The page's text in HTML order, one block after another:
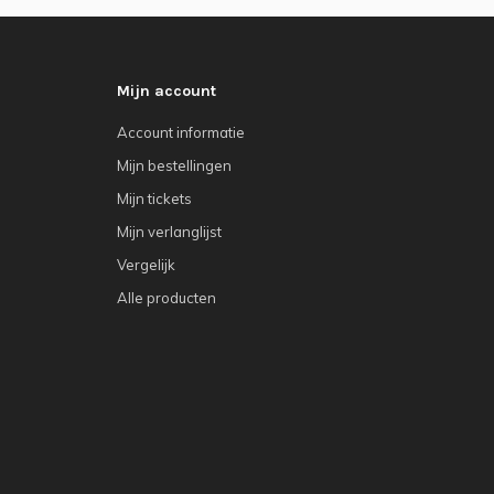
Mijn account
Account informatie
Mijn bestellingen
Mijn tickets
Mijn verlanglijst
Vergelijk
Alle producten